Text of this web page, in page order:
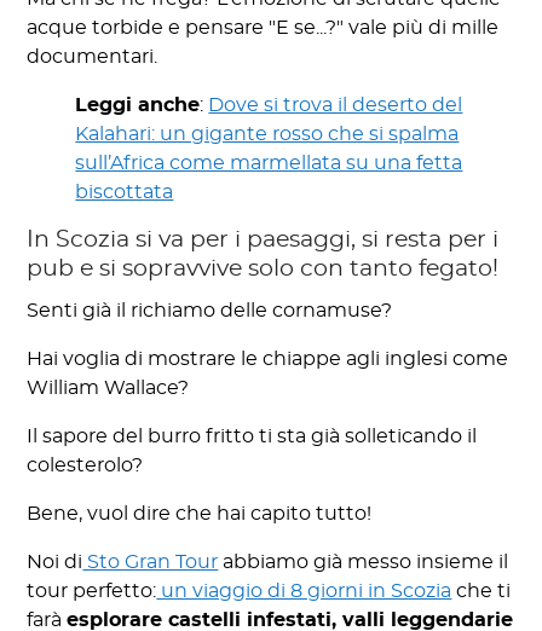
acque torbide e pensare "E se...?" vale più di mille
documentari.
Leggi anche: Dove si trova il deserto del
Kalahari: un gigante rosso che si spalma
sull’Africa come marmellata su una fetta
biscottata
In Scozia si va per i paesaggi, si resta per i
pub e si sopravvive solo con tanto fegato!
Senti già il richiamo delle cornamuse?
Hai voglia di mostrare le chiappe agli inglesi come
William Wallace?
Il sapore del burro fritto ti sta già solleticando il
colesterolo?
Bene, vuol dire che hai capito tutto!
Noi di Sto Gran Tour abbiamo già messo insieme il
tour perfetto: un viaggio di 8 giorni in Scozia che ti
faràesplorare castelli infestati, valli leggendarie